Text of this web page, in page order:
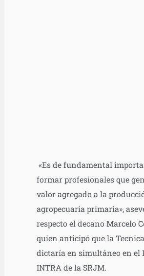
«Es de fundamental
formar profesionales que
valor agregado a la
agropecuaria primaria»,
respecto el decano Marcelo
quien anticipó que la
dictaría en simultáneo en
INTRA de la SRJM.